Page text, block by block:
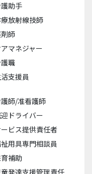
助手
放射線技師
師
マネジャー
職
支援員
師/准看護師
ドライバー
ビス提供責任者
用具専門相談員
補助
童発達支援管理責任